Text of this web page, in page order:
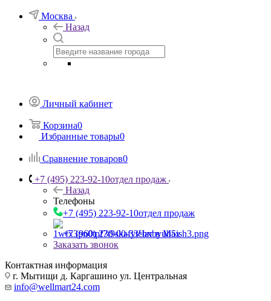
Москва
Назад
Личный кабинет
Корзина0
Избранные товары0
Сравнение товаров0
+7 (495) 223-92-10отдел продаж
Назад
Телефоны
+7 (495) 223-92-10отдел продаж
+7 (960) 230-00-33Чат в Max
Заказать звонок
Контактная информация
г. Мытищи д. Каргашино ул. Центральная
info@wellmart24.com